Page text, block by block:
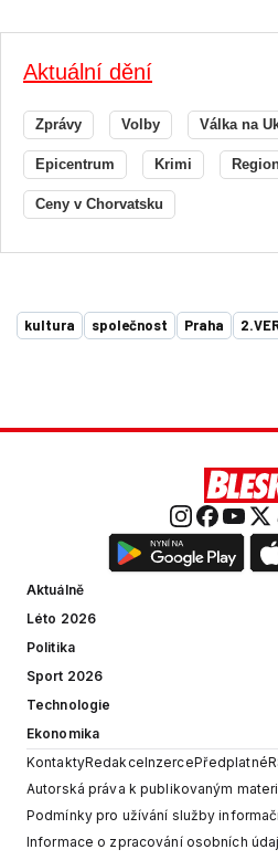
Aktuální dění
Zprávy Volby Válka na
Epicentrum Krimi
Ceny v Chorvatsku
kultura společnost Praha
Aktuálně
Léto 2026
Politika
Sport 2026
Technologie
Ekonomika
KontaktyRedakceInzercePředplatné
Autorská práva k publikovaným
Podmínky pro užívání služby
Informace o zpracování osobních